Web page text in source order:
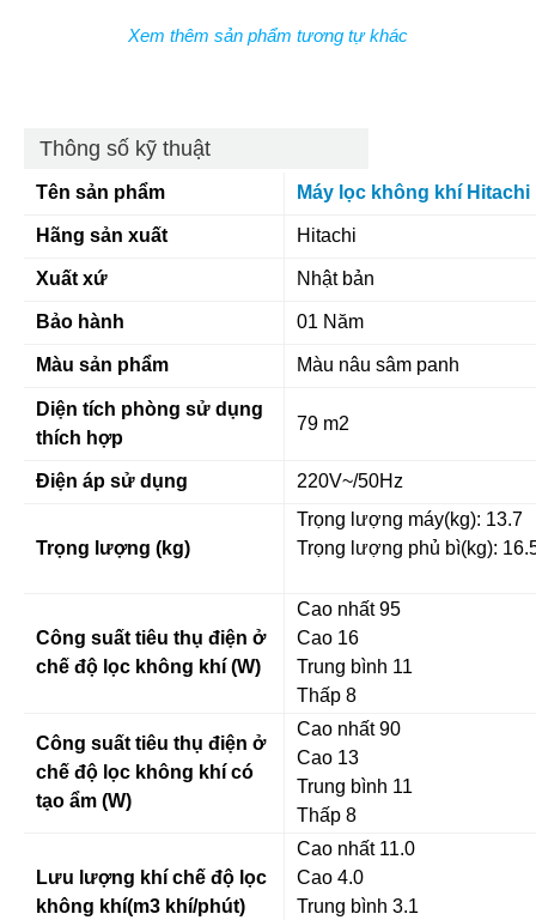
Xem thêm sản phẩm tương tự khác
Thông số kỹ thuật
Tên sản phẩm Máy lọc không khí Hitachi
Hãng sản xuất Hitachi
Xuất xứ Nhật bản
Bảo hành 01 Năm
Màu sản phẩm Màu nâu sâm panh
Diện tích phòng sử dụng
thích hợp
79 m2
Điện áp sử dụng 220V~/50Hz
Trọng lượng (kg)
Trọng lượng máy(kg): 13.7
Trọng lượng phủ bì(kg):
Công suất tiêu thụ điện ở
chế độ lọc không khí (W)
Cao nhất 95
Cao 16
Trung bình 11
Thấp 8
Công suất tiêu thụ điện ở
chế độ lọc không khí có
tạo ẩm (W)
Cao nhất 90
Cao 13
Trung bình 11
Thấp 8
Lưu lượng khí chế độ lọc
không khí(m3 khí/phút)
Cao nhất 11.0
Cao 4.0
Trung bình 3.1